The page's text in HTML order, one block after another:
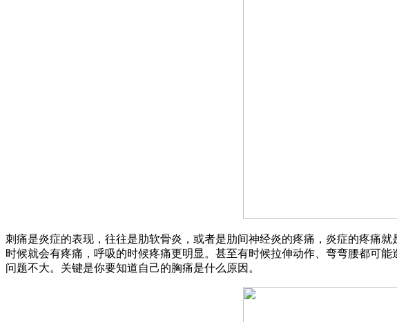
刺痛是炎症的表现，往往是肋软骨炎，或者是肋间神经炎的疼痛，炎症的疼痛
时候就会有疼痛，呼吸的时候疼痛更明显。甚至有时候拉伸动作、弯弯腰都可
问题不大。关键是你要知道自己的胸痛是什么原因。